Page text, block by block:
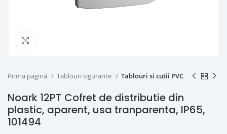
Prima pagină Tablouri sigurante Tablouri si cutii PVC
Noark 12PT Cofret de distributie din
plastic, aparent, usa tranparenta, IP65,
101494